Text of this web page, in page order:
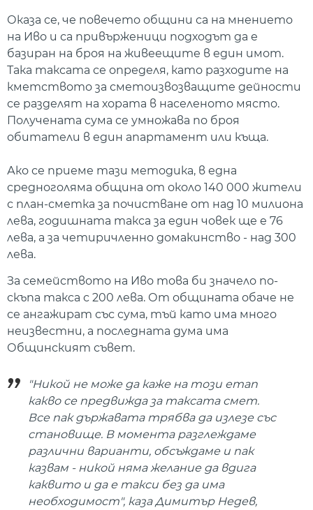
Оказа се, че повечето общини са на мнението
на Иво и са привърженици подходът да е
базиран на броя на живеещите в един имот.
Така таксата се определя, като разходите на
кметството за сметоизвозващите дейности
се разделят на хората в населеното място.
Получената сума се умножава по броя
обитатели в един апартамент или къща.
Ако се приеме тази методика, в една
средноголяма община от около 140 000 жители
с план-сметка за почистване от над 10 милиона
лева, годишната такса за един човек ще е 76
лева, а за четиричленно домакинство - над 300
лева.
За семейството на Иво това би значело по-
скъпа такса с 200 лева. От общината обаче не
се ангажират със сума, тъй като има много
неизвестни, а последната дума има
Общинският съвет.
"Никой не може да каже на този етап
какво се предвижда за таксата смет.
Все пак държавата трябва да излезе със
становище. В момента разглеждаме
различни варианти, обсъждаме и пак
казвам - никой няма желание да вдига
каквито и да е такси без да има
необходимост", каза Димитър Недев,